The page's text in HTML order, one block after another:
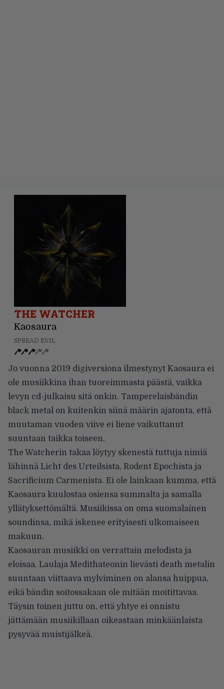
THE WATCHER
Kaosaura
SPREAD EVIL
Jo vuonna 2019 digiversiona ilmestynyt Kaosaura ei
ole musiikkina ihan tuoreimmasta päästä, vaikka
levyn cd-julkaisu sitä onkin. Tamperelaisbändin
black metal on kuitenkin siinä määrin ajatonta, että
muutaman vuoden viive ei liene vaikuttanut
suuntaan taikka toiseen.
The Watcherin takaa löytyy skenestä tuttuja nimiä
lähinnä Licht des Urteilsista, Rodent Epochista ja
Sacrificium Carmenista. Ei ole lainkaan kumma, että
Kaosaura kuulostaa osiensa summalta ja samalla
yllätyksettömältä. Musiikissa on oma suomalainen
soundinsa, mikä iskenee erityisesti ulkomaiseen
makuun.
Kaosauran musiikki on verrattain melodista ja
eloisaa. Laulaja Medithateonin lievästi death metalin
suuntaan viittaava mylviminen on alansa huippua,
eikä bändin soitossakaan ole mitään moitittavaa.
Täysin toinen juttu on, että yhtye ei onnistu
jättämään musiikillaan oikeastaan minkäänlaista
pysyvää muistijälkeä.